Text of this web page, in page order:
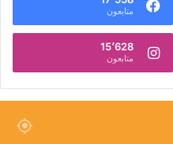
متابعون
15٬628
متابعون